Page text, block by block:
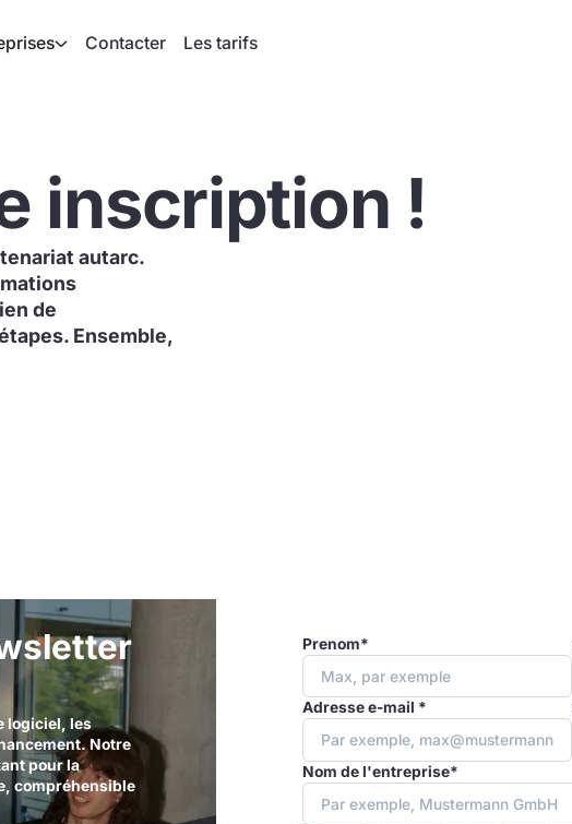
Contacter Les tarifs
inscription !
autarc.
de
Ensemble,
logiciel, les
Notre
pour la
compréhensible
Prenom*
Adresse e-mail *
Nom de l'entreprise*